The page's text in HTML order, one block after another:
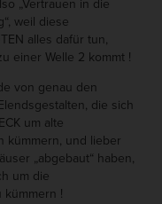
„Vertrauen in die
weil diese
alles dafür tun,
einer Welle 2 kommt !
von genau den
die sich
um alte
kümmern, und lieber
„abgebaut“ haben,
um die
!